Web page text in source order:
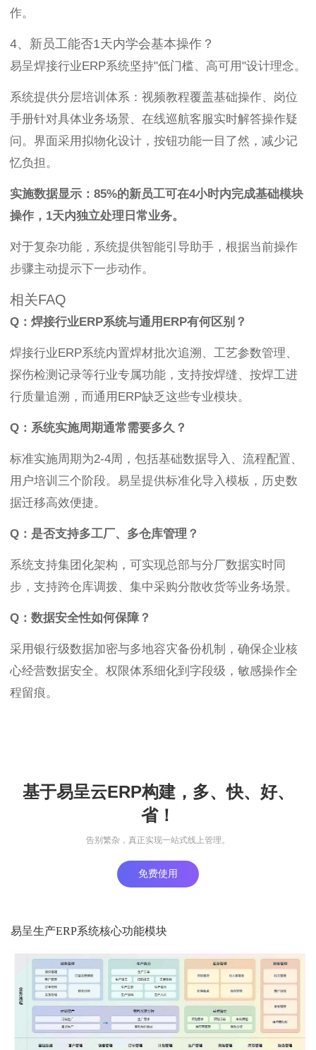
作。
4、新员工能否1天内学会基本操作？
易呈焊接行业ERP系统坚持"低门槛、高可用"设计理念。
系统提供分层培训体系：视频教程覆盖基础操作、岗位
手册针对具体业务场景、在线巡航客服实时解答操作疑
问。界面采用拟物化设计，按钮功能一目了然，减少记
忆负担。
实施数据显示：85%的新员工可在4小时内完成基础模块
操作，1天内独立处理日常业务。
对于复杂功能，系统提供智能引导助手，根据当前操作
步骤主动提示下一步动作。
相关FAQ
Q：焊接行业ERP系统与通用ERP有何区别？
焊接行业ERP系统内置焊材批次追溯、工艺参数管理、
探伤检测记录等行业专属功能，支持按焊缝、按焊工进
行质量追溯，而通用ERP缺乏这些专业模块。
Q：系统实施周期通常需要多久？
标准实施周期为2-4周，包括基础数据导入、流程配置、
用户培训三个阶段。易呈提供标准化导入模板，历史数
据迁移高效便捷。
Q：是否支持多工厂、多仓库管理？
系统支持集团化架构，可实现总部与分厂数据实时同
步，支持跨仓库调拨、集中采购分散收货等业务场景。
Q：数据安全性如何保障？
采用银行级数据加密与多地容灾备份机制，确保企业核
心经营数据安全。权限体系细化到字段级，敏感操作全
程留痕。
基于易呈云ERP构建，多、快、好、
省！
告别繁杂，真正实现一站式线上管理。
免费使用
易呈生产ERP系统核心功能模块